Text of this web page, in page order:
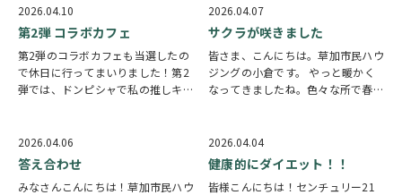
る商店街の路地裏に、ひっそり佇む
イタリアンバルのご紹介となりま
す。 こちらのオス…
子のお母さんになりたかった。」と
いう皮肉め…
2026.04.10
第2弾 コラボカフェ
第2弾のコラボカフェも当選したの
で休日に行ってまいりました！第2
弾では、ドンピシャで私の推しキャ
で、念願のプレートをいただけて大
満足でした。 プレートは、想像以
上のクオリティで、…
2026.04.07
サクラが咲きました
皆さま、こんにちは。草加市民ハウ
ジングの小倉です。 やっと暖かく
なってきましたね。色々な所で春を
走りながら撮ったので少しぶれてま
すね（笑） 桜が綺麗に見える物件
も多数取扱ってお…
2026.04.06
答え合わせ
みなさんこんにちは！草加市民ハウ
2026.04.04
健康的にダイエット！！
皆様こんにちは！センチュリー21